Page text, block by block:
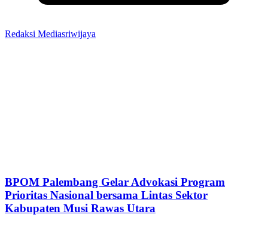
Redaksi Mediasriwijaya
BPOM Palembang Gelar Advokasi Program
Prioritas Nasional bersama Lintas Sektor
Kabupaten Musi Rawas Utara